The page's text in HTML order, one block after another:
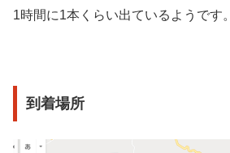
1時間に1本くらい出ているようです。
到着場所